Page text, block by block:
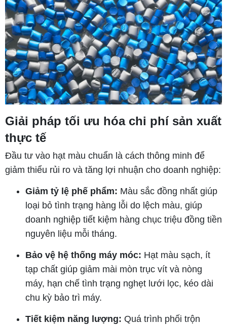
Giải pháp tối ưu hóa chi phí sản xuất
thực tế
Đầu tư vào hạt màu chuẩn là cách thông minh để
giảm thiểu rủi ro và tăng lợi nhuận cho doanh nghiệp:
Giảm tỷ lệ phế phẩm: Màu sắc đồng nhất giúp
loại bỏ tình trạng hàng lỗi do lệch màu, giúp
doanh nghiệp tiết kiệm hàng chục triệu đồng tiền
nguyên liệu mỗi tháng.
Bảo vệ hệ thống máy móc: Hạt màu sạch, ít
tạp chất giúp giảm mài mòn trục vít và nòng
máy, hạn chế tình trạng nghẹt lưới lọc, kéo dài
chu kỳ bảo trì máy.
Tiết kiệm năng lượng: Quá trình phối trộn